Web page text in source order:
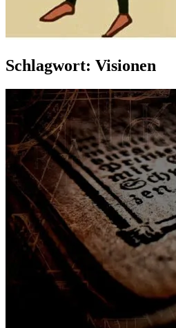
Schlagwort: Visionen